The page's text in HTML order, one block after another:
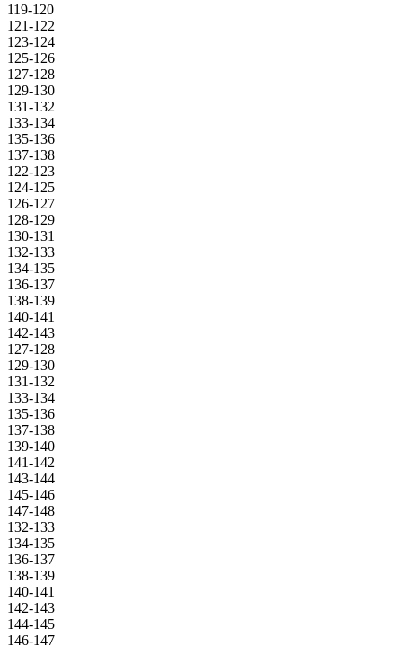
119-120
121-122
123-124
125-126
127-128
129-130
131-132
133-134
135-136
137-138
122-123
124-125
126-127
128-129
130-131
132-133
134-135
136-137
138-139
140-141
142-143
127-128
129-130
131-132
133-134
135-136
137-138
139-140
141-142
143-144
145-146
147-148
132-133
134-135
136-137
138-139
140-141
142-143
144-145
146-147